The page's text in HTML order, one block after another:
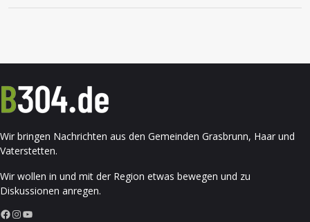
Wir bringen Nachrichten aus den Gemeinden Grasbrunn, Haar und
Vaterstetten.
Wir wollen in und mit der Region etwas bewegen und zu
Diskussionen anregen.
Facebook InstagramYouTube